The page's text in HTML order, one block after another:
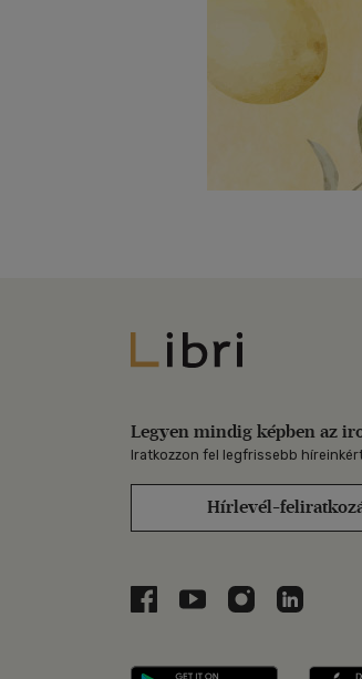
Libri
Legyen mindig képben az
Iratkozzon fel legfrissebb
Hírlevél-
Libri a Facebookon
Libri a Youtube-on
Libri azLibri a